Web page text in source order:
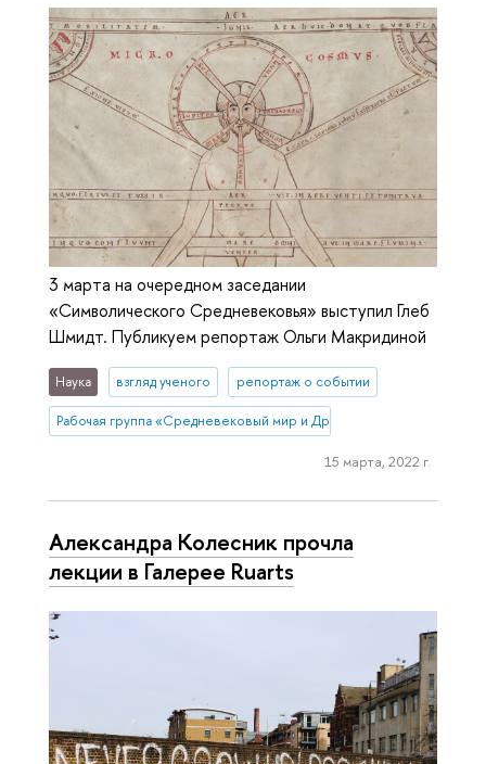
3 марта на очередном заседании
«Символического Средневековья» выступил Глеб
Шмидт. Публикуем репортаж Ольги Макридиной
Наука взгляд ученого репортаж о событии
Рабочая группа «Средневековый мир и Древняя Русь»
15 марта, 2022 г.
Александра Колесник прочла
лекции в Галерее Ruarts